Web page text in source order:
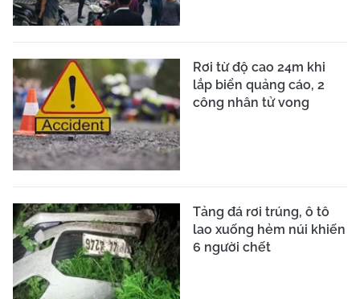
Rơi từ độ cao 24m khi
lắp biển quảng cáo, 2
công nhân tử vong
Tảng đá rơi trúng, ô tô
lao xuống hẻm núi khiến
6 người chết